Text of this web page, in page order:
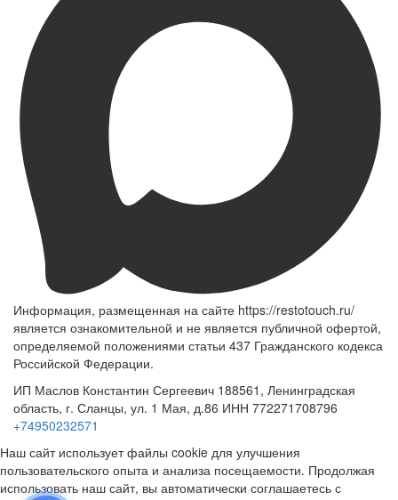
Информация, размещенная на сайте https://restotouch.ru/
является ознакомительной и не является публичной офертой,
определяемой положениями статьи 437 Гражданского кодекса
Российской Федерации.
ИП Маслов Константин Сергеевич 188561, Ленинградская
область, г. Сланцы, ул. 1 Мая, д.86 ИНН 772271708796
+74950232571
Наш сайт использует файлы cookie для улучшения
пользовательского опыта и анализа посещаемости. Продолжая
использовать наш сайт, вы автоматически соглашаетесь с